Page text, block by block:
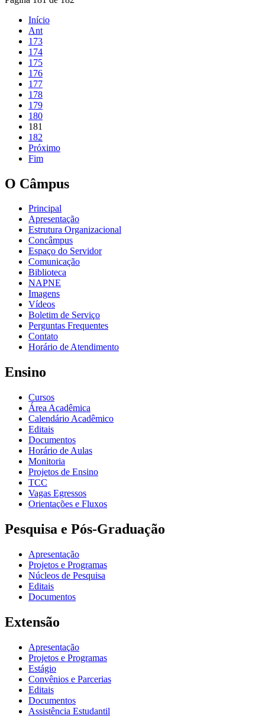
Início
Ant
173
174
175
176
177
178
179
180
181
182
Próximo
Fim
O Câmpus
Principal
Apresentação
Estrutura Organizacional
Concâmpus
Espaço do Servidor
Comunicação
Biblioteca
NAPNE
Imagens
Vídeos
Boletim de Serviço
Perguntas Frequentes
Contato
Horário de Atendimento
Ensino
Cursos
Área Acadêmica
Calendário Acadêmico
Editais
Documentos
Horário de Aulas
Monitoria
Projetos de Ensino
TCC
Vagas Egressos
Orientações e Fluxos
Pesquisa e Pós-Graduação
Apresentação
Projetos e Programas
Núcleos de Pesquisa
Editais
Documentos
Extensão
Apresentação
Projetos e Programas
Estágio
Convênios e Parcerias
Editais
Documentos
Assistência Estudantil